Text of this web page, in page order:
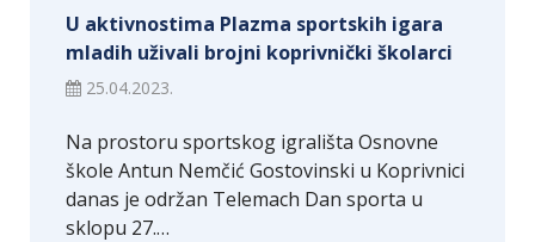
U aktivnostima Plazma sportskih igara
mladih uživali brojni koprivnički školarci
25.04.2023.
Na prostoru sportskog igrališta Osnovne
škole Antun Nemčić Gostovinski u Koprivnici
danas je održan Telemach Dan sporta u
sklopu 27.…